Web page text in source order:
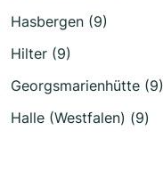
Hasbergen (9)
Hilter (9)
Georgsmarienhütte (9)
Halle (Westfalen) (9)